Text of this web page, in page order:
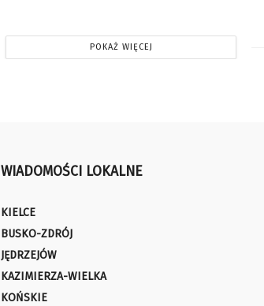
POKAŻ WIĘCEJ
WIADOMOŚCI LOKALNE
KIELCE
BUSKO-ZDRÓJ
JĘDRZEJÓW
KAZIMIERZA-WIELKA
KOŃSKIE